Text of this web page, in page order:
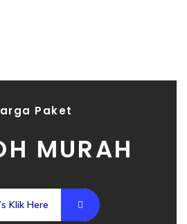
Paket
MURAH
Klik Here